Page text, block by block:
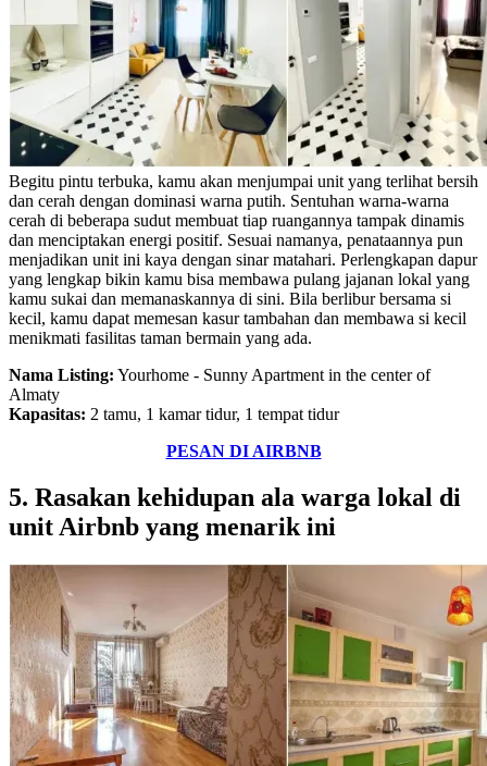
Begitu pintu terbuka, kamu akan menjumpai unit yang terlihat bersih
dan cerah dengan dominasi warna putih. Sentuhan warna-warna
cerah di beberapa sudut membuat tiap ruangannya tampak dinamis
dan menciptakan energi positif. Sesuai namanya, penataannya pun
menjadikan unit ini kaya dengan sinar matahari. Perlengkapan dapur
yang lengkap bikin kamu bisa membawa pulang jajanan lokal yang
kamu sukai dan memanaskannya di sini. Bila berlibur bersama si
kecil, kamu dapat memesan kasur tambahan dan membawa si kecil
menikmati fasilitas taman bermain yang ada.
Nama Listing: Yourhome - Sunny Apartment in the center of
Almaty
Kapasitas: 2 tamu, 1 kamar tidur, 1 tempat tidur
PESAN DI AIRBNB
5. Rasakan kehidupan ala warga lokal di
unit Airbnb yang menarik ini